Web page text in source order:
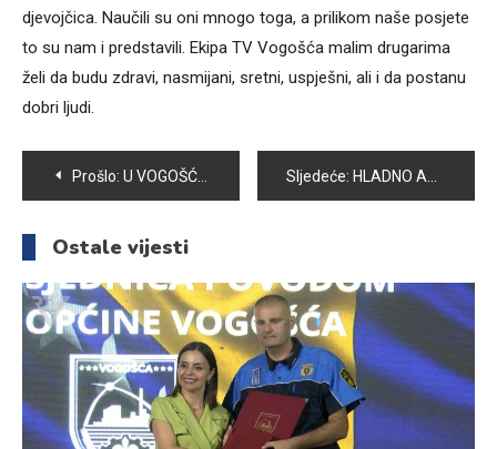
djevojčica. Naučili su oni mnogo toga, a prilikom naše posjete
to su nam i predstavili. Ekipa TV Vogošća malim drugarima
želi da budu zdravi, nasmijani, sretni, uspješni, ali i da postanu
dobri ljudi.
Navigacija
članaka
Prošlo: U VOGOŠĆI PROMOVISANA KNJIGA MAJORA HARUNA HODŽIĆA “ZALOG ZA DOMOVINU” Sljedeće: HLADNO APRILSKO VRIJEME ĆE OSTAVITI TRAGA NA OVOGODIŠNJIM PRINOSIMA
Ostale vijesti